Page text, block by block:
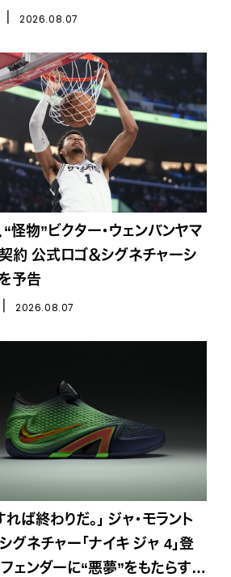
2026.08.07
“怪物”ビクター・ウェンバンヤマ
約 公式ロゴ＆シグネチャーシ
予告
2026.08.07
れば終わりだ。」 ジャ・モラント
グネチャー「ナイキ ジャ 4」登
ェンダーに“悪夢”をもたらす一